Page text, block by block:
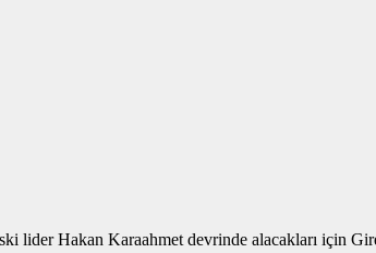
lider Hakan Karaahmet devrinde alacakları için